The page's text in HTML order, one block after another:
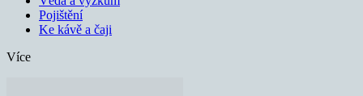
Pojištění
Ke kávě a čaji
Více